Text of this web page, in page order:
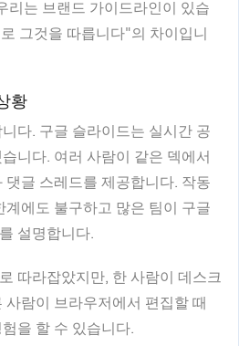
리는 브랜드 가이드라인이 있습
그것을 따릅니다"의 차이입니
황
다. 구글 슬라이드는 실시간 공
니다. 여러 사람이 같은 덱에서
댓글 스레드를 제공합니다. 작동
에도 불구하고 많은 팀이 구글
설명합니다.
따라잡았지만, 한 사람이 데스크
람이 브라우저에서 편집할 때
을 할 수 있습니다.